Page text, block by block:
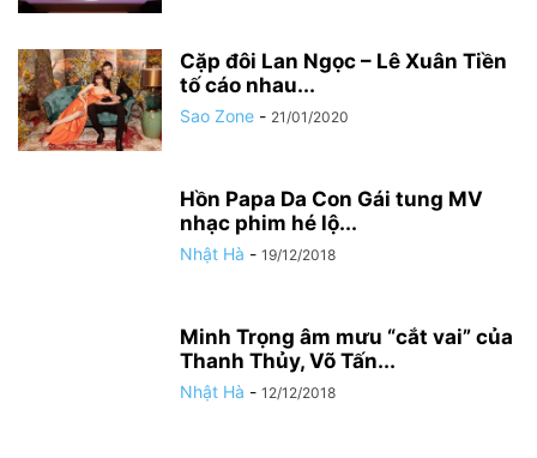
Cặp đôi Lan Ngọc – Lê Xuân Tiền
tố cáo nhau...
Sao Zone - 21/01/2020
Hồn Papa Da Con Gái tung MV
nhạc phim hé lộ...
Nhật Hà - 19/12/2018
Minh Trọng âm mưu “cắt vai” của
Thanh Thủy, Võ Tấn...
Nhật Hà - 12/12/2018